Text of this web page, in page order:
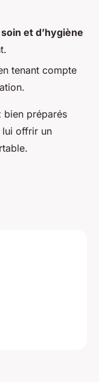
et d’hygiène
tenant compte
bien préparés
lui offrir un